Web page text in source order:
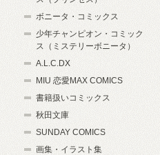
ボニータ・コミックス
少年チャンピオン・コミック
ス（ミステリーボニータ）
A.L.C.DX
MIU 恋愛MAX COMICS
書籍扱いコミックス
秋田文庫
SUNDAY COMICS
画集・イラスト集